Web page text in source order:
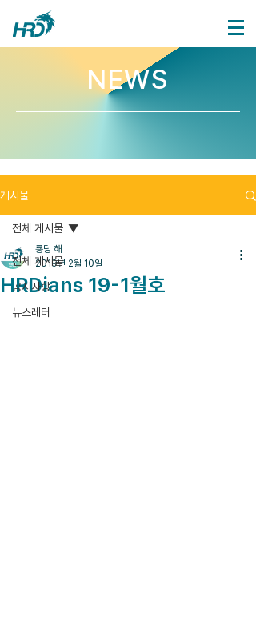
NEWS
게시물
전체 게시물
공지사항
뉴스레터
전체 게시물
HRDians 19-1월호
룡당 해
2019년 2월 10일